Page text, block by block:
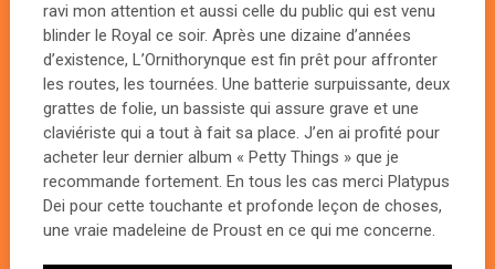
ravi mon attention et aussi celle du public qui est venu
blinder le Royal ce soir. Après une dizaine d’années
d’existence, L’Ornithorynque est fin prêt pour affronter
les routes, les tournées. Une batterie surpuissante, deux
grattes de folie, un bassiste qui assure grave et une
claviériste qui a tout à fait sa place. J’en ai profité pour
acheter leur dernier album « Petty Things » que je
recommande fortement. En tous les cas merci Platypus
Dei pour cette touchante et profonde leçon de choses,
une vraie madeleine de Proust en ce qui me concerne.